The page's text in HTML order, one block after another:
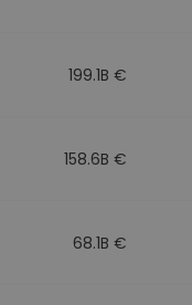
199.1B €
158.6B €
68.1B €